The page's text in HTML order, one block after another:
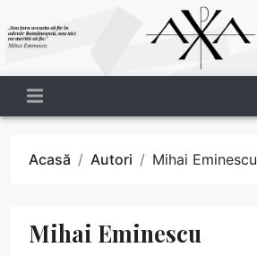
Acasă Autori Mihai Eminescu
Mihai Eminescu